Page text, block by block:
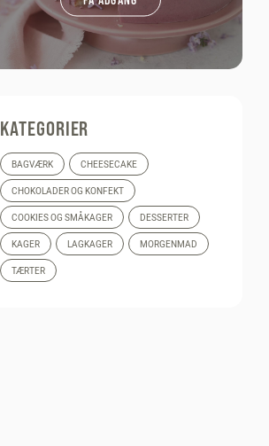
KATEGORIER
BAGVÆRK CHEESECAKE
CHOKOLADER OG KONFEKT
COOKIES OG SMÅKAGER DESSERTER
KAGER LAGKAGER MORGENMAD
TÆRTER